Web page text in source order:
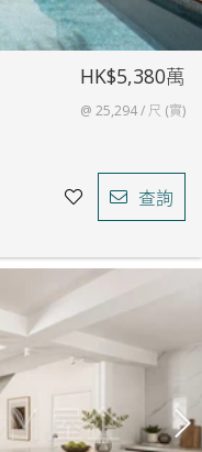
HK$5,380萬
@ 25,294 / 尺 (實)
查詢